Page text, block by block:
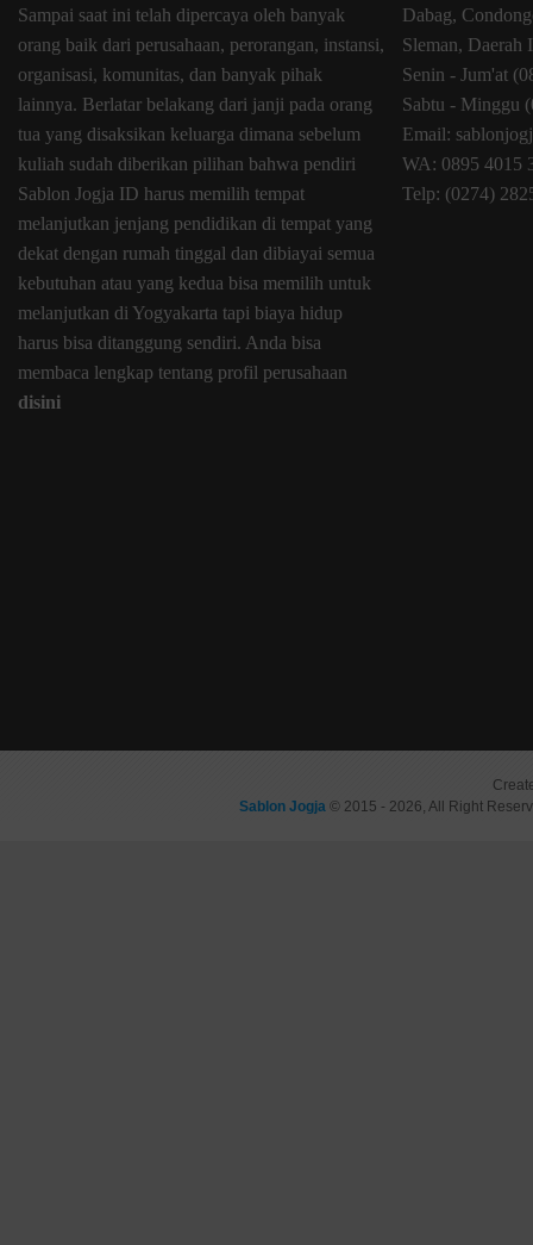
Sampai saat ini telah dipercaya oleh banyak
orang baik dari perusahaan, perorangan, instansi,
organisasi, komunitas, dan banyak pihak
lainnya. Berlatar belakang dari janji pada orang
tua yang disaksikan keluarga dimana sebelum
kuliah sudah diberikan pilihan bahwa pendiri
Sablon Jogja ID harus memilih tempat
melanjutkan jenjang pendidikan di tempat yang
dekat dengan rumah tinggal dan dibiayai semua
kebutuhan atau yang kedua bisa memilih untuk
melanjutkan di Yogyakarta tapi biaya hidup
harus bisa ditanggung sendiri. Anda bisa
membaca lengkap tentang profil perusahaan
disini
Dabag,
Sleman, Daerah
Senin - Jum'at
Sabtu - Minggu
Email:
WA: 0895 4015
Telp: (0274)
Sablon Jogja © 2015 - 2026, All Right